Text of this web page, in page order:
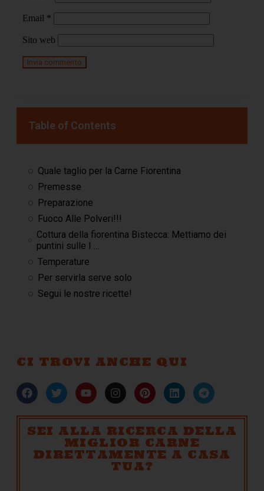
Email *
Sito web
Table of Contents
Quale taglio per la Carne Fiorentina
Premesse
Preparazione
Fuoco Alle Polveri!!!
Cottura della fiorentina Bistecca: Mettiamo dei
puntini sulle I …
Temperature
Per servirla serve solo
Segui le nostre ricette!
CI TROVI ANCHE QUI
SEI ALLA RICERCA DELLA
MIGLIOR CARNE
DIRETTAMENTE A CASA
TUA?